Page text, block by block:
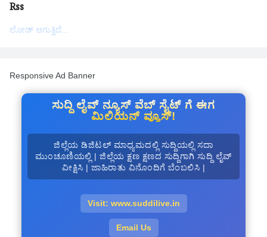
Rss
ಲೋಡ್ ಆಗುತ್ತಿದೆ...
Responsive Ad Banner
ಸುದ್ದಿ ಲೈವ್ ನ್ಯೂಸ್ ವೆಬ್ ಸೈಟ್ ಗೆ ಈಗ
ಮಿಲಿಯನ್ ವ್ಯೂಸ್!
ಜಿಲ್ಲೆಯ ಡಿಜಿಟಲ್ ಮಾಧ್ಯಮದಲ್ಲಿ ಸುದ್ದಿಯಲ್ಲಿ ಸದಾ
ಮುಂಚೂಣಿಯಲ್ಲಿ | ಜಿಲ್ಲೆಯ ಕ್ಷಣ ಕ್ಷಣದ ಸುದ್ದಿಗಾಗಿ ಸುದ್ದಿ ಲೈವ್
ವೀಕ್ಷಿಸಿ | ಜಾಹಿರಾತು ವಿನೊಂದಿಗೆ ಬೆಂಬಲಿಸಿ |
Visit: www.suddilive.in
Email Us